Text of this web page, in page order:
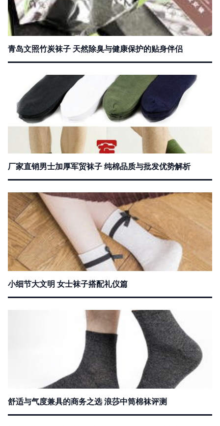
青岛文照竹炭袜子 天然除臭与健康保护的贴身伴侣
厂家直销男士加厚军贸袜子 纯棉品质与批发优势解析
小细节大文明 女士袜子搭配礼仪篇
舒适与气度兼具的商务之选 浪莎中筒棉袜评测